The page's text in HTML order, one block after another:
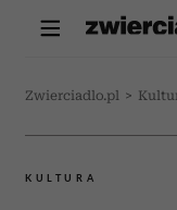
Zwierciadlo.pl >
KULTURA